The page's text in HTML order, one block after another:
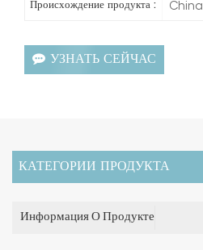
Происхождение продукта : China
УЗНАТЬ СЕЙЧАС
КАТЕГОРИИ ПРОДУКТА
Информация О Продукте